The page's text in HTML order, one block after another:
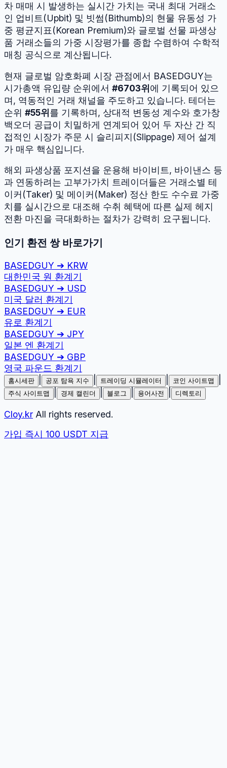
차 매매 시 발생하는 실시간 가치는 국내 최대 거래소
인 업비트(Upbit) 및 빗썸(Bithumb)의 현물 유동성 가
중 평균지표(Korean Premium)와 글로벌 선물 파생상
품 거래소들의 가중 시장평가를 종합 수렴하여 수학적
매칭 공식으로 계산됩니다.
현재 글로벌 암호화폐 시장 관점에서 BASEDGUY는
시가총액 유입량 순위에서 #6703위에 기록되어 있으
며, 역동적인 거래 채널을 주도하고 있습니다. 테더는
순위 #55위를 기록하며, 상대적 변동성 계수와 호가창
백오더 공급이 치밀하게 연계되어 있어 두 자산 간 직
접적인 시장가 주문 시 슬리피지(Slippage) 제어 설계
가 매우 핵심입니다.
해외 파생상품 포지션을 운용해 바이비트, 바이낸스 등
과 연동하려는 고부가가치 트레이더들은 거래소별 테
이커(Taker) 및 메이커(Maker) 정산 한도 수수료 가중
치를 실시간으로 대조해 수취 혜택에 따른 실제 헤지
전환 마진을 극대화하는 절차가 강력히 요구됩니다.
인기 환전 쌍 바로가기
BASEDGUY ➔ KRW
대한민국 원 환계기
BASEDGUY ➔ USD
미국 달러 환계기
BASEDGUY ➔ EUR
유로 환계기
BASEDGUY ➔ JPY
일본 엔 환계기
BASEDGUY ➔ GBP
영국 파운드 환계기
홈시세판 공포 탐욕 지수 트레이딩 시뮬레이터 코인 사이트맵
주식 사이트맵 경제 캘린더 블로그 용어사전 디렉토리
Cloy.kr All rights reserved.
가입 즉시 100 USDT 지급